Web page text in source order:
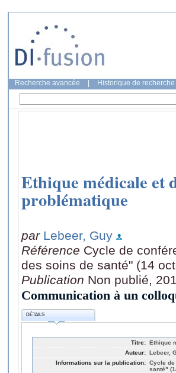
Recherche avancée Historique de recherche
Ethique médicale et
problématique
par Lebeer, Guy
Référence Cycle de
des soins de santé" (14
Publication Non publié,
Communication à un
DÉTAILS
Titre: Ethique
Auteur: Lebeer,
Informations sur la publication: Cycle
santé"